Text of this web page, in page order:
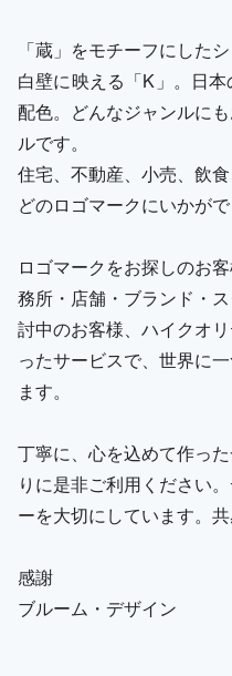
「蔵」をモチーフにした
白壁に映える「K」。日
配色。どんなジャンルに
ルです。
住宅、不動産、小売、飲
どのロゴマークにいかが
ロゴマークをお探しのお
務所・店舗・ブランド・
討中のお客様、ハイクオ
ったサービスで、世界に
ます。
丁寧に、心を込めて作っ
りに是非ご利用ください
ーを大切にしています。
感謝
ブルーム・デザイン